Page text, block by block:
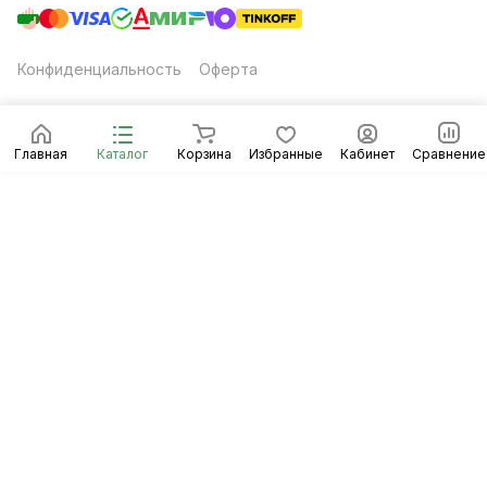
Главная Каталог Корзина Избранные Кабинет Сравнение
Конфиденциальность Оферта